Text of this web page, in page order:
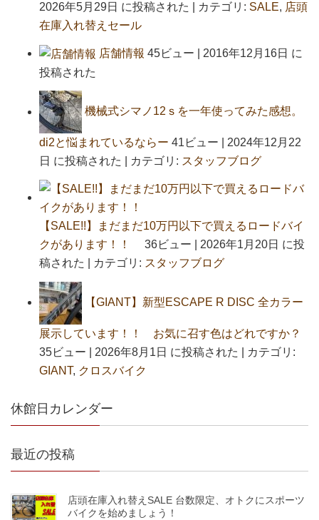
2026年5月29日 に投稿された
カテゴリ: SALE, 店頭
在庫入れ替えセール
店舗情報 45ビュー
2016年12月16日 に
投稿された
機械式シマノ12ｓを一年使ってみた感想。
di2と悩まれているならー 41ビュー
2024年12月22
日 に投稿された
カテゴリ: スタッフブログ
【SALE!!】まだまだ10万円以下で買えるロードバイ
クがあります！！
36ビュー
2026年1月20日 に投
稿された
カテゴリ: スタッフブログ
【GIANT】新型ESCAPE R DISC 全カラー
展示しています！！ お気に召す色はどれですか？
35ビュー
2026年8月1日 に投稿された
カテゴリ:
GIANT, クロスバイク
休館日カレンダー
最近の投稿
店頭在庫入れ替えSALE 台数限定、オトクにスポーツ
バイクを始めましょう！